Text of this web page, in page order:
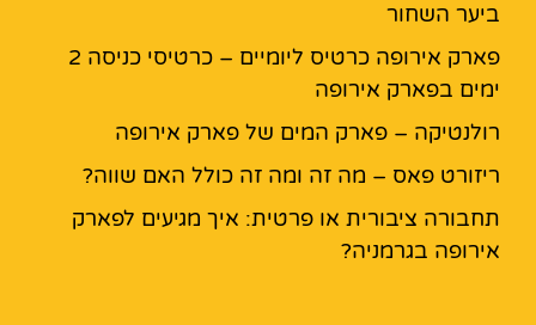
ביער השחור
פארק אירופה כרטיס ליומיים – כרטיסי כניסה 2
ימים בפארק אירופה
רולנטיקה – פארק המים של פארק אירופה
ריזורט פאס – מה זה ומה זה כולל האם שווה?
תחבורה ציבורית או פרטית: איך מגיעים לפארק
אירופה בגרמניה?